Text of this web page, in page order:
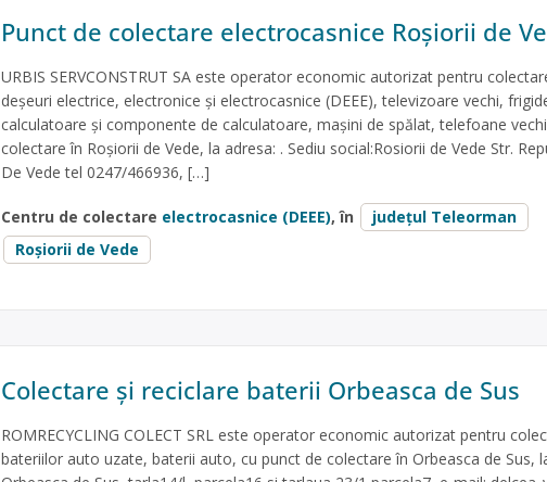
Punct de colectare electrocasnice Roșiorii de
URBIS SERVCONSTRUT SA este operator economic autorizat pentru
deșeuri electrice, electronice și electrocasnice (DEEE), televizoare vechi,
calculatoare și componente de calculatoare, mașini de spălat, telefoane
colectare în Roșiorii de Vede, la adresa: . Sediu social:Rosiorii de Vede Str.
De Vede tel 0247/466936, […]
Centru de colectare electrocasnice (DEEE), în
județul Teleorman
Roșiorii de Vede
Colectare și reciclare baterii Orbeasca de Sus
ROMRECYCLING COLECT SRL este operator economic autorizat pentru
bateriilor auto uzate, baterii auto, cu punct de colectare în Orbeasca de Sus,